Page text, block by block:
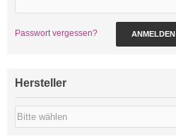
Passwort vergessen? ANMELDEN
Hersteller